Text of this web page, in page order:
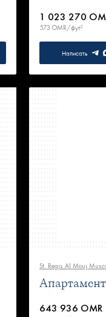
1 023 270
573 OMR/фут²
Написать
St. Regis Al Mouj
643 936 OMR